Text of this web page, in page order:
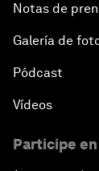
Notas de
Galería de
Pódcast
Vídeos
Participe